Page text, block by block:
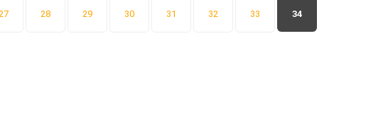
28 29 30 31 32 33 34